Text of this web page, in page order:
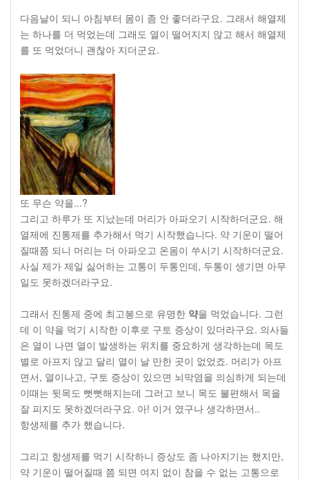
다음날이 되니 아침부터 몸이 좀 안 좋더라구요. 그래서 해열제
는 하나를 더 먹었는데 그래도 열이 떨어지지 않고 해서 해열제
를 또 먹었더니 괜찮아 지더군요.
또 무슨 약을...?
그리고 하루가 또 지났는데 머리가 아파오기 시작하더군요. 해
열제에 진통제를 추가해서 먹기 시작했습니다. 약 기운이 떨어
질때쯤 되니 머리는 더 아파오고 온몸이 쑤시기 시작하더군요.
사실 제가 제일 싫어하는 고통이 두통인데, 두통이 생기면 아무
일도 못하겠더라구요.
그래서 진통제 중에 최고봉으로 유명한 약을 먹었습니다. 그런
데 이 약을 먹기 시작한 이후로 구토 증상이 있더라구요. 의사들
은 열이 나면 열이 발생하는 위치를 중요하게 생각하는데 목도
별로 아프지 않고 달리 열이 날 만한 곳이 없었죠. 머리가 아프
면서, 열이나고, 구토 증상이 있으면 뇌막염을 의심하게 되는데
이때는 뒷목도 뻣뻣해지는데 그러고 보니 목도 불편해서 목을
잘 피지도 못하겠더라구요. 아! 이거 였구나 생각하면서..
항생제를 추가 했습니다.
그리고 항생제를 먹기 시작하니 증상도 좀 나아지기는 했지만,
약 기운이 떨어질때 쯤 되면 여지 없이 참을 수 없는 고통으로